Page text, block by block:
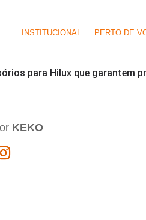
INSTITUCIONAL PERTO DE
para Hilux que garantem
KEKO